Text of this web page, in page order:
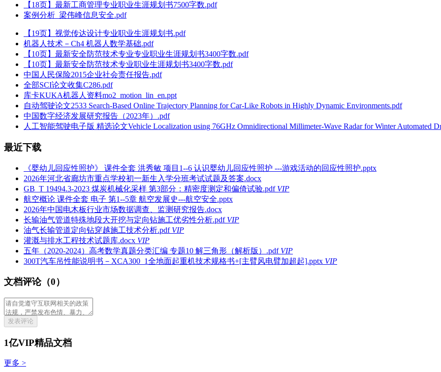
【18页】最新工商管理专业职业生涯规划书7500字数.pdf
案例分析_梁伟峰信息安全.pdf
【19页】视觉传达设计专业职业生涯规划书.pdf
机器人技术－Ch4 机器人数学基础.pdf
【10页】最新安全防范技术专业专业职业生涯规划书3400字数.pdf
【10页】最新安全防范技术专业职业生涯规划书3400字数.pdf
中国人民保险2015企业社会责任报告.pdf
全部SCI论文收集C286.pdf
库卡KUKA机器人资料mo2_motion_lin_en.ppt
自动驾驶论文2533 Search-Based Online Trajectory Planning for Car-Like Robots in Highly Dynamic Environments.pdf
中国数字经济发展研究报告（2023年）.pdf
人工智能驾驶电子版 精选论文Vehicle Localization using 76GHz Omnidirectional Millimeter-Wave Radar for Winter Automated
最近下载
《婴幼儿回应性照护》 课件全套 洪秀敏 项目1--6 认识婴幼儿回应性照护 ---游戏活动的回应性照护.pptx
2026年河北省廊坊市重点学校初一新生入学分班考试试题及答案.docx
GB_T 19494.3-2023 煤炭机械化采样 第3部分：精密度测定和偏倚试验.pdf VIP
航空概论 课件全套 电子 第1--5章 航空发展史---航空安全.pptx
2026年中国电木板行业市场数据调查、监测研究报告.docx
长输油气管道特殊地段大开挖与定向钻施工优劣性分析.pdf VIP
油气长输管道定向钻穿越施工技术分析.pdf VIP
灌溉与排水工程技术试题库.docx VIP
五年（2020-2024）高考数学真题分类汇编 专题10 解三角形（解析版）.pdf VIP
300T汽车吊性能说明书－XCA300_1全地面起重机技术规格书+[主臂风电臂加超起].pptx VIP
文档评论（0）
发表评论
1亿VIP精品文档
更多 >